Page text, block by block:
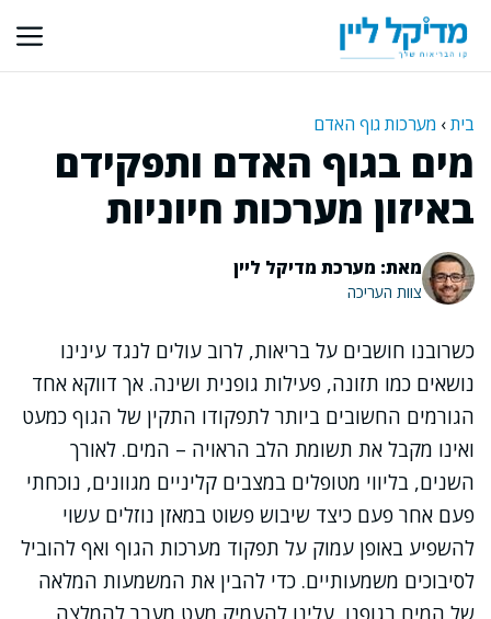
לתוכן
בית› מערכות גוף האדם
מים בגוף האדם ותפקידם
באיזון מערכות חיוניות
מאת: מערכת מדיקל ליין
צוות העריכה
כשרובנו חושבים על בריאות, לרוב עולים לנגד עינינו
נושאים כמו תזונה, פעילות גופנית ושינה. אך דווקא אחד
הגורמים החשובים ביותר לתפקודו התקין של הגוף כמעט
ואינו מקבל את תשומת הלב הראויה – המים. לאורך
השנים, בליווי מטופלים במצבים קליניים מגוונים, נוכחתי
פעם אחר פעם כיצד שיבוש פשוט במאזן נוזלים עשוי
להשפיע באופן עמוק על תפקוד מערכות הגוף ואף להוביל
לסיבוכים משמעותיים. כדי להבין את המשמעות המלאה
של המים בגופנו, עלינו להעמיק מעט מעבר להמלצה